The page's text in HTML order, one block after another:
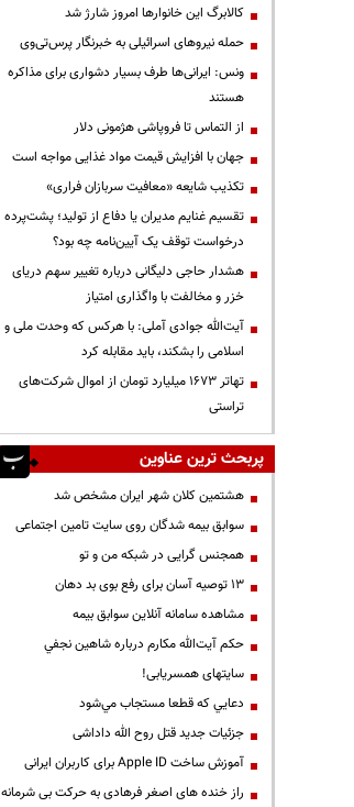
کالابرگ این خانوارها امروز شارژ شد
حمله نیروهای اسرائیلی به خبرنگار پرس‌تی‌وی
ونس: ایرانی‌ها طرف بسیار دشواری برای مذاکره
هستند
از التماس تا فروپاشی هژمونی دلار
جهان با افزایش قیمت مواد غذایی مواجه است
تکذیب شایعه «معافیت سربازان فراری»
تقسیم غنایم مدیران یا دفاع از تولید؛ پشت‌پرده
درخواست توقف یک آیین‌نامه چه بود؟
هشدار حاجی دلیگانی درباره تغییر سهم دریای
خزر و مخالفت با واگذاری امتیاز
آیت‌الله جوادی آملی: با هرکس که وحدت ملی و
اسلامی را بشکند، باید مقابله کرد
تهاتر ۱۶۷۳ میلیارد تومان از اموال شرکت‌های
تراستی
پربحث ترین عناوین
هشتمین کلان شهر ایران مشخص شد
سوابق بیمه شدگان روی سایت تامین اجتماعی
همجنس گرایی در شبکه من و تو
13 توصیه آسان برای رفع بوی بد دهان
مشاهده سامانه آنلاين سوابق بیمه
حكم آيت‌الله مكارم درباره شاهين نجفي
سایتهای همسریابی!
دعايي كه قطعا مستجاب مي‌شود
جزئیات جدید قتل روح الله داداشی
آموزش ساخت Apple ID برای کاربران ایرانی
راز خنده های اصغر فرهادی به حرکت بی شرمانه